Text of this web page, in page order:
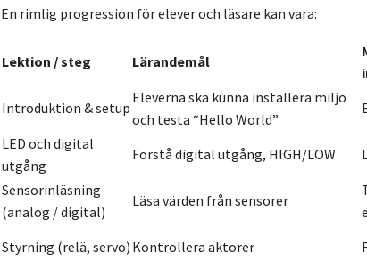
En rimlig progression för elever och läsare kan vara:
Lektion / steg Lärandemål
Introduktion & setup
Eleverna ska kunna installera miljö
och testa “Hello World”
LED och digital
utgång
Förstå digital utgång, HIGH/LOW
Sensorinläsning
(analog / digital)
Läsa värden från sensorer
Styrning (relä, servo) Kontrollera aktorer